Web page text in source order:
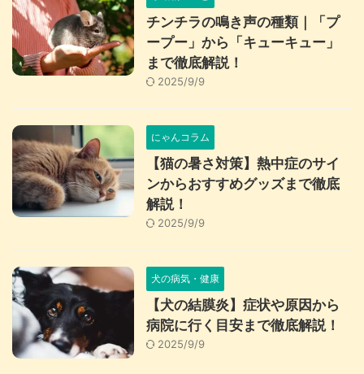
チンチラの鳴き声の種類｜「プ
ープー」から「キューキュー」
まで徹底解説！
2025/9/9
にゃんコラム
【猫の暑さ対策】熱中症のサイ
ンからおすすめグッズまで徹底
解説！
2025/9/9
犬の病気・健康
【犬の結膜炎】症状や原因から
病院に行く目安まで徹底解説！
2025/9/9